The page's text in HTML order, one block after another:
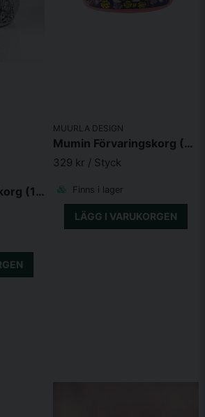
Mumin Förvaringskorg (17l Flower Field)
MUURLA DESIGN
Mumin Förvaringskorg (30l Hug)
329 kr / Styck
Finns i lager
LÄGG I VARUKORGEN